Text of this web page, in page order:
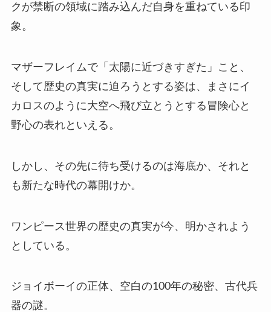
クが禁断の領域に踏み込んだ自身を重ねている印
象。
マザーフレイムで「太陽に近づきすぎた」こと、
そして歴史の真実に迫ろうとする姿は、まさにイ
カロスのように大空へ飛び立とうとする冒険心と
野心の表れといえる。
しかし、その先に待ち受けるのは海底か、それと
も新たな時代の幕開けか。
ワンピース世界の歴史の真実が今、明かされよう
としている。
ジョイボーイの正体、空白の100年の秘密、古代兵
器の謎。